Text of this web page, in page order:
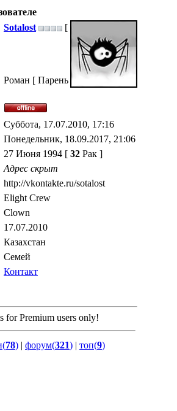
Sotalost
[
Роман [ Парень
Суббота, 17.07.2010, 17:16
Понедельник, 18.09.2017, 21:06
27 Июня 1994 [ 32 Рак ]
Адрес скрыт
http://vkontakte.ru/sotalost
Elight Crew
Clown
17.07.2010
Казахстан
Семей
Контакт
for Premium users only!
78) | форум(321) | топ(9)